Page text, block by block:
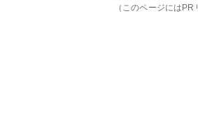
（このページにはPR